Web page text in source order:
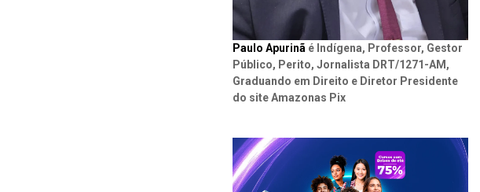
Paulo Apurinã é Indígena, Professor, Gestor
Público, Perito, Jornalista DRT/1271-AM,
Graduando em Direito e Diretor Presidente
do site Amazonas Pix